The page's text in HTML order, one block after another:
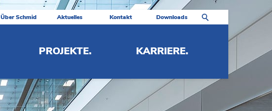
Über Schmid Aktuelles Kontakt Downloads
PROJEKTE. KARRIERE.